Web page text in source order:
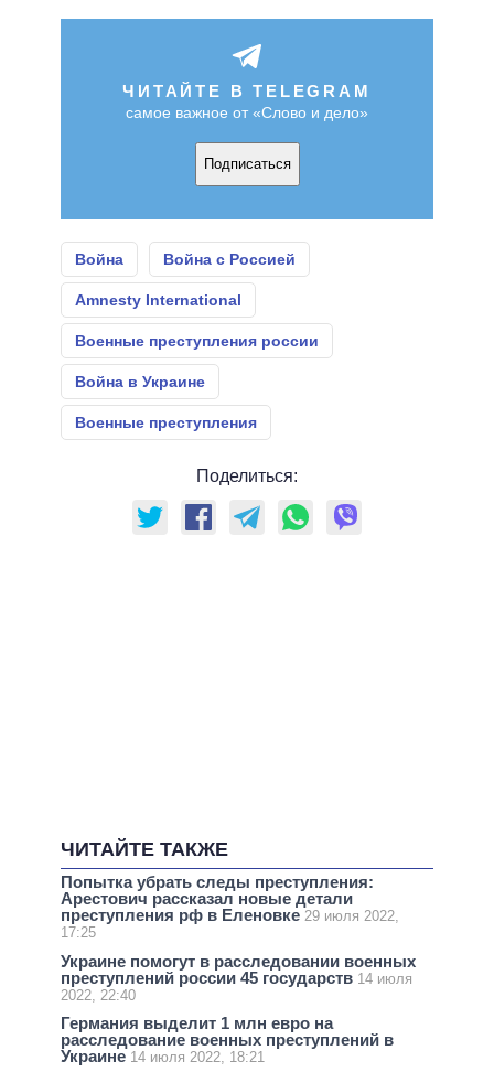
ЧИТАЙТЕ В TELEGRAM
самое важное от «Слово и дело»
Подписаться
Война Война с Россией
Amnesty International
Военные преступления россии
Война в Украине
Военные преступления
Поделиться:
ЧИТАЙТЕ ТАКЖЕ
Попытка убрать следы преступления:
Арестович рассказал новые детали
преступления рф в Еленовке 29 июля 2022,
17:25
Украине помогут в расследовании военных
преступлений россии 45 государств 14 июля
2022, 22:40
Германия выделит 1 млн евро на
расследование военных преступлений в
Украине 14 июля 2022, 18:21